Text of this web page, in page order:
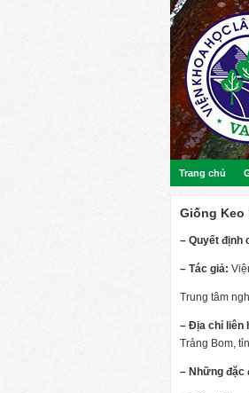
Trang chủ
Giống Keo
– Quyết định
– Tác giả:
Trung tâm
– Địa chỉ liên
Trảng Bom,
– Những đặc